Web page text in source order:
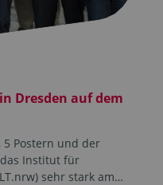
Dresden auf dem
5 Postern und der
Institut für
sehr stark am…